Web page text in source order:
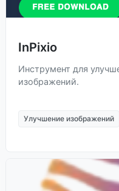
InPixio
Инструмент для
изображений.
Улучшение изображений